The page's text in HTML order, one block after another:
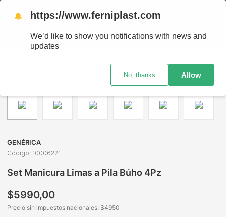
GENÉRICA
Código: 10006221
Set Manicura Limas a Pila Búho 4Pz
$5990,00
Precio sin impuestos nacionales: $4950
🔔 https://www.ferniplast.com
We’d like to show you notifications with news and
updates
No, thanks Allow